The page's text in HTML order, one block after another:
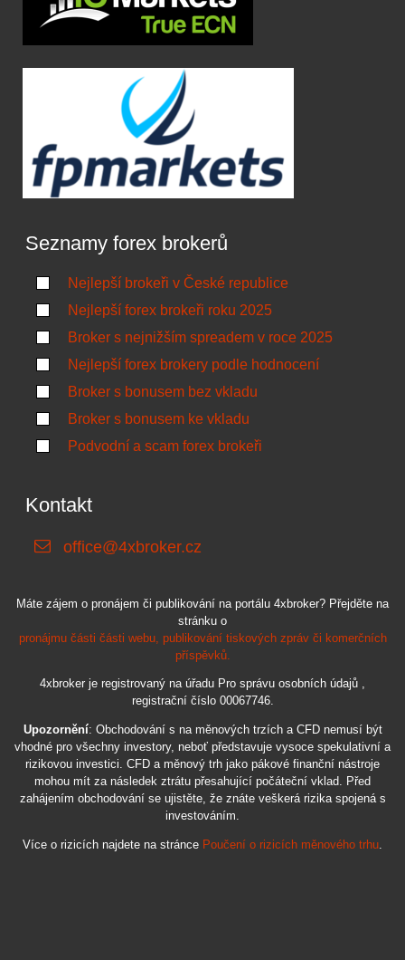
Seznamy forex brokerů
Nejlepší brokeři v České republice
Nejlepší forex brokeři roku 2025
Broker s nejnižším spreadem v roce 2025
Nejlepší forex brokery podle hodnocení
Broker s bonusem bez vkladu
Broker s bonusem ke vkladu
Podvodní a scam forex brokeři
Kontakt
office@4xbroker.cz
Máte zájem o pronájem či publikování na portálu 4xbroker? Přejděte na
stránku o
pronájmu části části webu, publikování tiskových zpráv či komerčních
příspěvků.
4xbroker je registrovaný na úřadu Pro správu osobních údajů ,
registrační číslo 00067746.
Upozornění: Obchodování s na měnových trzích a CFD nemusí být
vhodné pro všechny investory, neboť představuje vysoce spekulativní a
rizikovou investici. CFD a měnový trh jako pákové finanční nástroje
mohou mít za následek ztrátu přesahující počáteční vklad. Před
zahájením obchodování se ujistěte, že znáte veškerá rizika spojená s
investováním.
Více o rizicích najdete na stránce Poučení o rizicích měnového trhu.